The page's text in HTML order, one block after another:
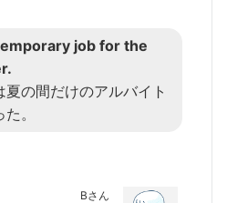
job for the
夏の間だけのアルバイト
。
Bさん